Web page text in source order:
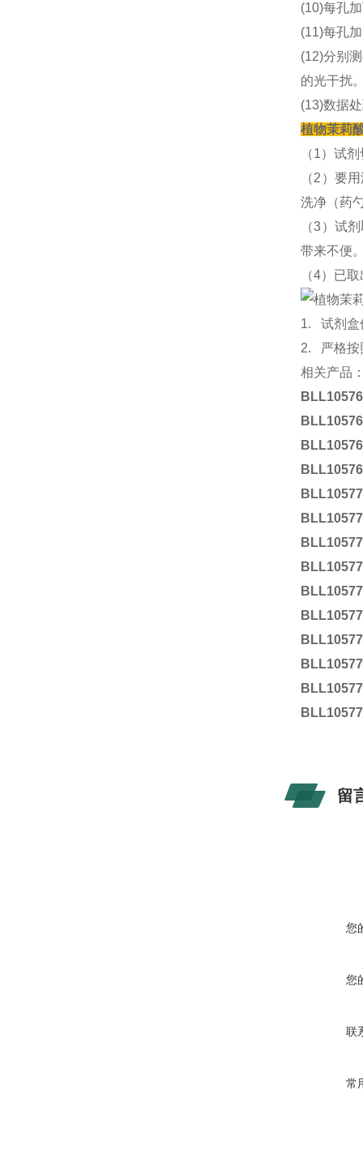
(10)每孔
(11)每孔
(12)分别
的光干扰
(13)数据
植物茉莉
（1）试
（2）要
洗净（药
（3）试
带来不便
（4）已
1. 试剂盒
2. 严格按
相关产品
留
您
您
联
常